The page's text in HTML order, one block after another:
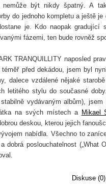
nemůže být nikdy špatný. A
do jednoho kompletu a ještě
je. Kdo naopak gradující
fázemi, ten bude rovněž
TRANQUILLITY naposled
před dekádou, jsem byl
dalece vzdálené nějaké
letitého stylu do současné
vydávaným albům),
na svých místech a Mikael
deskou, kterou jejich
nabídla. Všechno to
dobrá poslouchatelnost
Diskuse (0)